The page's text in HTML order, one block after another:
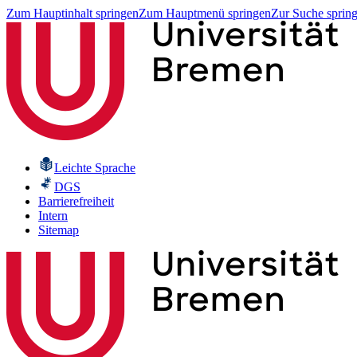
Zum Hauptinhalt springenZum Hauptmenü springenZur Suche
Leichte Sprache
DGS
Barrierefreiheit
Intern
Sitemap